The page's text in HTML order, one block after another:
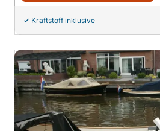
Kraftstoff inklusive